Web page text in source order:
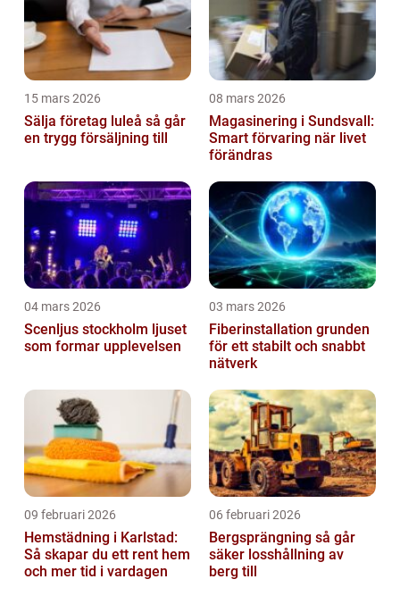
15 mars 2026
Sälja företag luleå så går
en trygg försäljning till
08 mars 2026
Magasinering i Sundsvall:
Smart förvaring när livet
förändras
04 mars 2026
Scenljus stockholm ljuset
som formar upplevelsen
03 mars 2026
Fiberinstallation grunden
för ett stabilt och snabbt
nätverk
09 februari 2026
Hemstädning i Karlstad:
Så skapar du ett rent hem
och mer tid i vardagen
06 februari 2026
Bergsprängning så går
säker losshållning av
berg till